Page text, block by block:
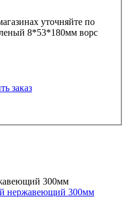
уточняйте по
8*53*180мм ворс
заказ
нержавеющий 300мм